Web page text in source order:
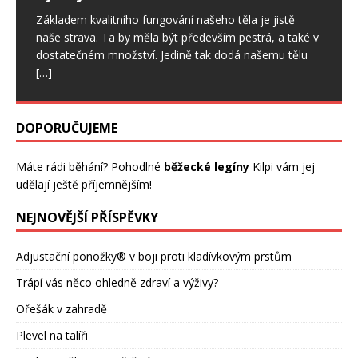
Základem kvalitního fungování našeho těla je jistě
naše strava. Ta by měla být především pestrá, a také v
dostatečném množství. Jedině tak dodá našemu tělu
[…]
To by se však mohlo změnit, neboť nově vyšlechtěné
odrůdy plodí časně a daří se jim[…]
DOPORUČUJEME
Máte rádi běhání? Pohodlné běžecké legíny Kilpi vám jej
udělají ještě příjemnějším!
NEJNOVĚJŠÍ PŘÍSPĚVKY
Adjustační ponožky® v boji proti kladívkovým prstům
Trápí vás něco ohledně zdraví a výživy?
Ořešák v zahradě
Plevel na talíři